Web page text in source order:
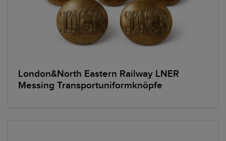
London&North Eastern Railway LNER
Messing Transportuniformknöpfe